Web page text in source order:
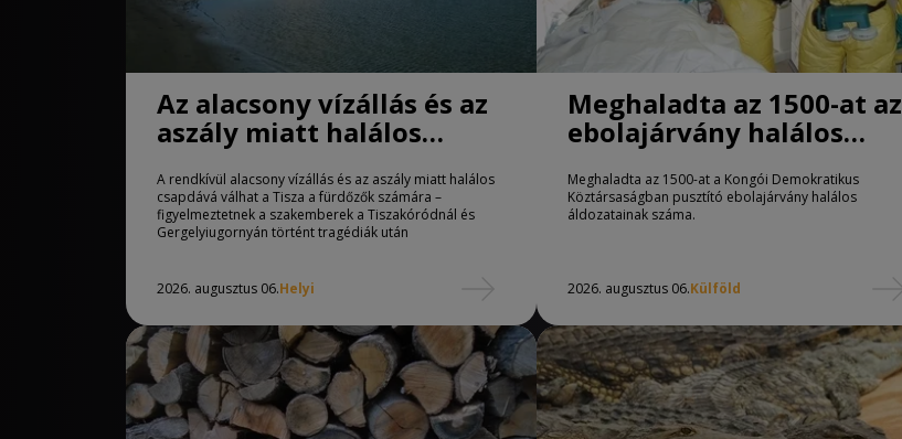
Az alacsony vízállás és az
aszály miatt halálos
csapdává válhat a Tisza
A rendkívül alacsony vízállás és az aszály miatt halálos
csapdává válhat a Tisza a fürdőzők számára –
figyelmeztetnek a szakemberek a Tiszakóródnál és
Gergelyiugornyán történt tragédiák után
2026. augusztus 06.Helyi
Meghaladta az 1500-at az
ebolajárvány halálos
áldozatainak száma
Meghaladta az 1500-at a Kongói Demokratikus
Köztársaságban pusztító ebolajárvány halálos
áldozatainak száma.
2026. augusztus 06.Külföld